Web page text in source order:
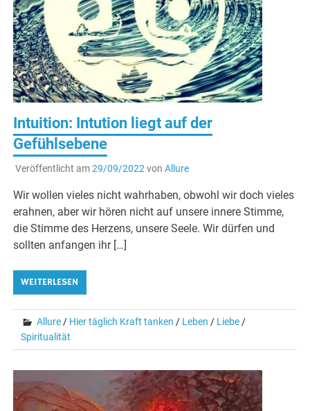
Intuition: Intution liegt auf der
Gefühlsebene
Veröffentlicht am29/09/2022von Allure
Wir wollen vieles nicht wahrhaben, obwohl wir doch vieles
erahnen, aber wir hören nicht auf unsere innere Stimme,
die Stimme des Herzens, unsere Seele. Wir dürfen und
sollten anfangen ihr […]
WEITERLESEN
Allure/ Hier täglich Kraft tanken / Leben / Liebe/
Spiritualität